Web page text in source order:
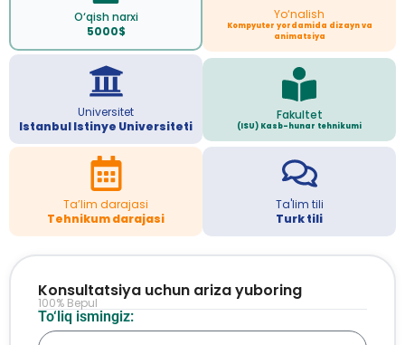
O‘qish narxi
5000$
Yo‘nalish
Kompyuter yordamida dizayn va
animatsiya
Universitet
Istanbul Istinye Universiteti
Fakultet
(ISU) Kasb-hunar tehnikumi
Ta’lim darajasi
Tehnikum darajasi
Ta'lim tili
Turk tili
To‘liq ismingiz:
Konsultatsiya uchun ariza yuboring
100% Bepul